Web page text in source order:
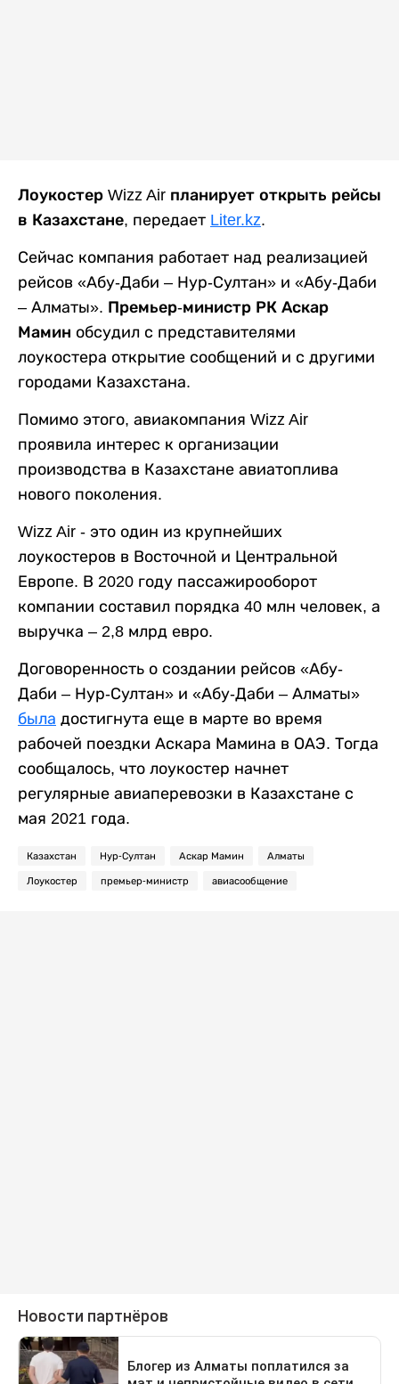
Лоукостер Wizz Air планирует открыть рейсы
в Казахстане, передает Liter.kz.
Сейчас компания работает над реализацией
рейсов «Абу-Даби – Нур-Султан» и «Абу-Даби
– Алматы». Премьер-министр РК Аскар
Мамин обсудил с представителями
лоукостера открытие сообщений и с другими
городами Казахстана.
Помимо этого, авиакомпания Wizz Air
проявила интерес к организации
производства в Казахстане авиатоплива
нового поколения.
Wizz Air - это один из крупнейших
лоукостеров в Восточной и Центральной
Европе. В 2020 году пассажирооборот
компании составил порядка 40 млн человек, а
выручка – 2,8 млрд евро.
Договоренность о создании рейсов «Абу-
Даби – Нур-Султан» и «Абу-Даби – Алматы»
была достигнута еще в марте во время
рабочей поездки Аскара Мамина в ОАЭ. Тогда
сообщалось, что лоукостер начнет
регулярные авиаперевозки в Казахстане с
мая 2021 года.
Казахстан Нур-Султан Аскар Мамин Алматы
Лоукостер премьер-министр авиасообщение